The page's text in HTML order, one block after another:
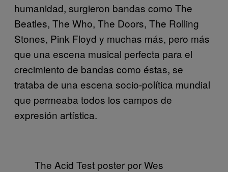
humanidad, surgieron bandas como The
Beatles, The Who, The Doors, The Rolling
Stones, Pink Floyd y muchas más, pero más
que una escena musical perfecta para el
crecimiento de bandas como éstas, se
trataba de una escena socio-política mundial
que permeaba todos los campos de
expresión artística.
The Acid Test poster por Wes